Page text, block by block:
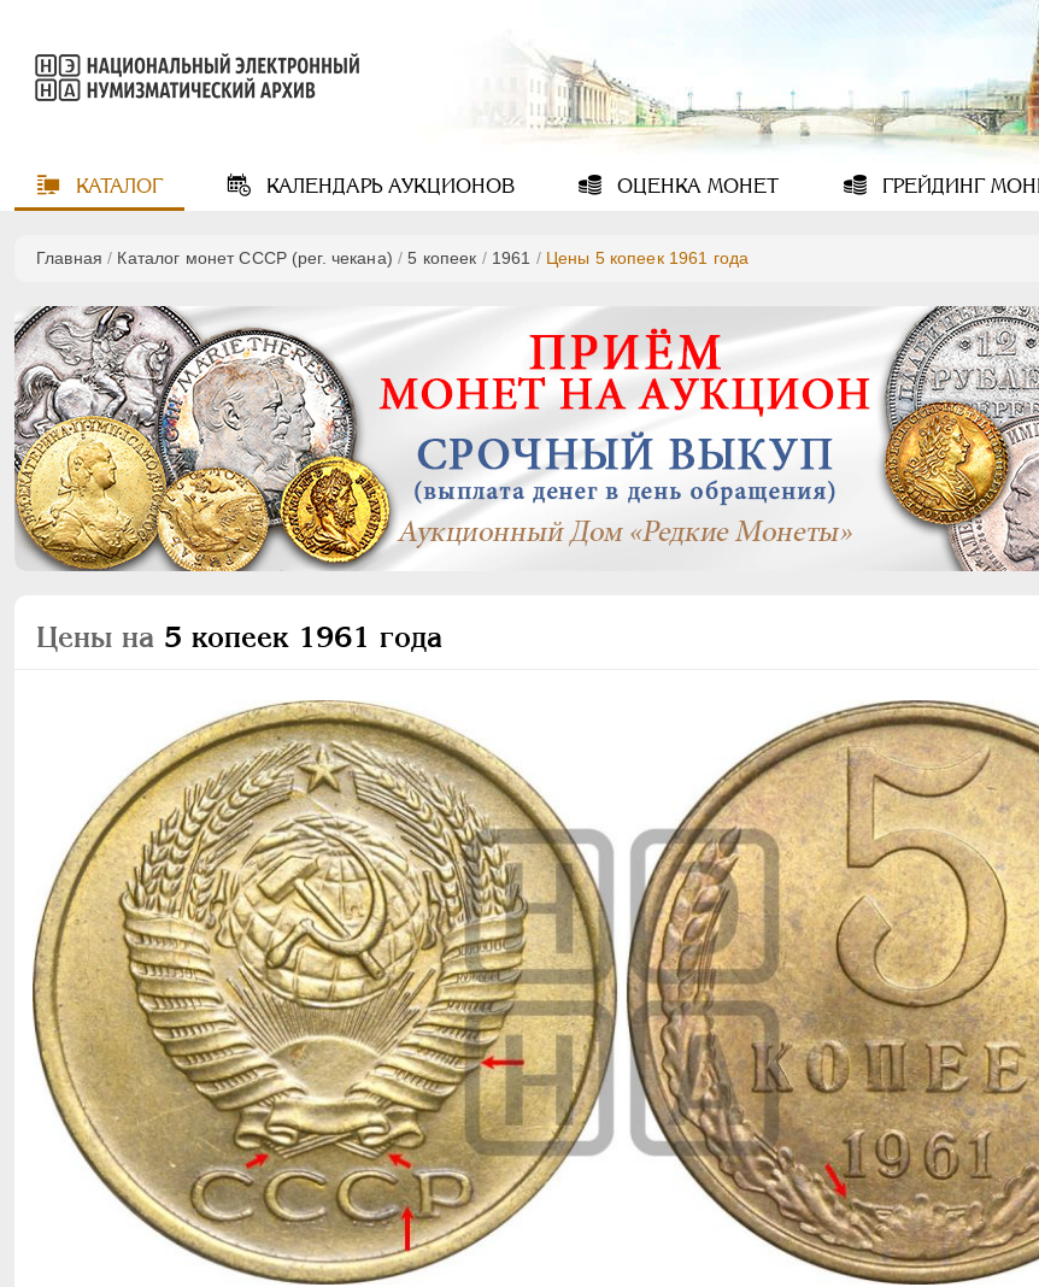
КАТАЛОГ КАЛЕНДАРЬАУКЦИОНОВ ОЦЕНКА МОНЕТ ГРЕЙДИНГ
Главная / Каталог монет СССР (рег. чекана) /5 копеек / 1961 / Цены 5 копеек 1961 года
Цены на 5 копеек 1961 года